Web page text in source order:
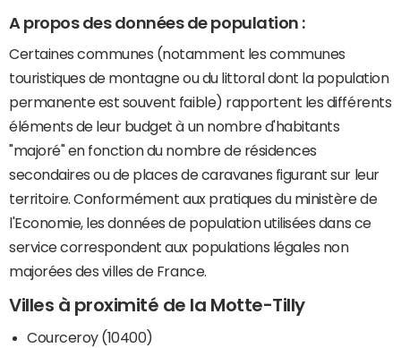
A propos des données de population :
Certaines communes (notamment les communes
touristiques de montagne ou du littoral dont la population
permanente est souvent faible) rapportent les différents
éléments de leur budget à un nombre d'habitants
"majoré" en fonction du nombre de résidences
secondaires ou de places de caravanes figurant sur leur
territoire. Conformément aux pratiques du ministère de
l'Economie, les données de population utilisées dans ce
service correspondent aux populations légales non
majorées des villes de France.
Villes à proximité de la Motte-Tilly
Courceroy (10400)